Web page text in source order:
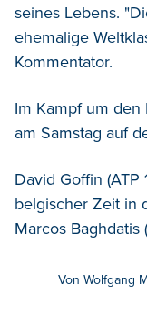
seines Lebens.
ehemalige
Kommentator.
Im Kampf um
am Samstag auf
David Goffin (ATP
belgischer Zeit in
Marcos Baghdatis
Von Wolfgang